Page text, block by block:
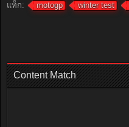
แท็ก: motogp winter test
Content Match